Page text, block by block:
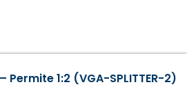
Permite 1:2 (VGA-SPLITTER-2)